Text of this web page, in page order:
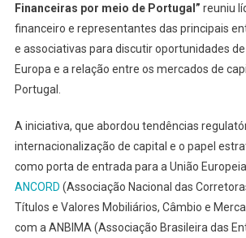
Financeiras por meio de Portugal” reuniu
financeiro e representantes das principais
e associativas para discutir oportunidades
Europa e a relação entre os mercados de
Portugal.
A iniciativa, que abordou tendências
internacionalização de capital e o papel
como porta de entrada para a União
ANCORD (Associação Nacional das
Títulos e Valores Mobiliários, Câmbio e
com a ANBIMA (Associação Brasileira das